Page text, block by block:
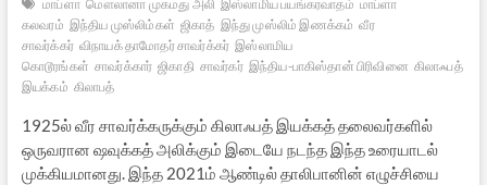
மாப்ளா மௌலானா முகமது அலி இஸ்லாமிய பயங்கரவாதம் மாப்ளா
கலவரம் இந்திய முஸ்லிம்கள் ஜிகாத் இந்து முஸ்லிம் இணக்கம் வீர
சாவர்க்கர் விநாயக் தாமோதர் சாவர்க்கர் இஸ்லாமிய
கொடூரங்கள் சாவர்க்கார் ஜிகாதி சாவர்கர் இந்திய-பாகிஸ்தான் பிரிவினை கிலாஃபத்
இயக்கம் கிலாபத்
1925ல் வீர சாவர்க்கருக்கும் கிலாஃபத் இயக்கத் தலைவர்களில்
ஒருவரான ஷவுக்கத் அலிக்கும் இடையே நடந்த இந்த உரையாடல்
முக்கியமானது. இந்த 2021ம் ஆண்டில் தாலிபானின் எழுச்சியை